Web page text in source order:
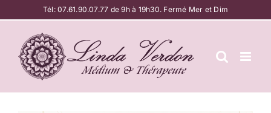
au
contenu
Tél:07.61.90.07.77 de 9h à 19h30. Fermé Mer et Dim